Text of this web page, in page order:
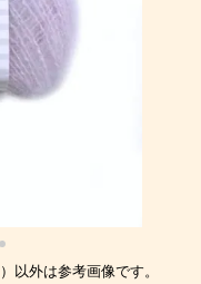
以外は参考画像です。